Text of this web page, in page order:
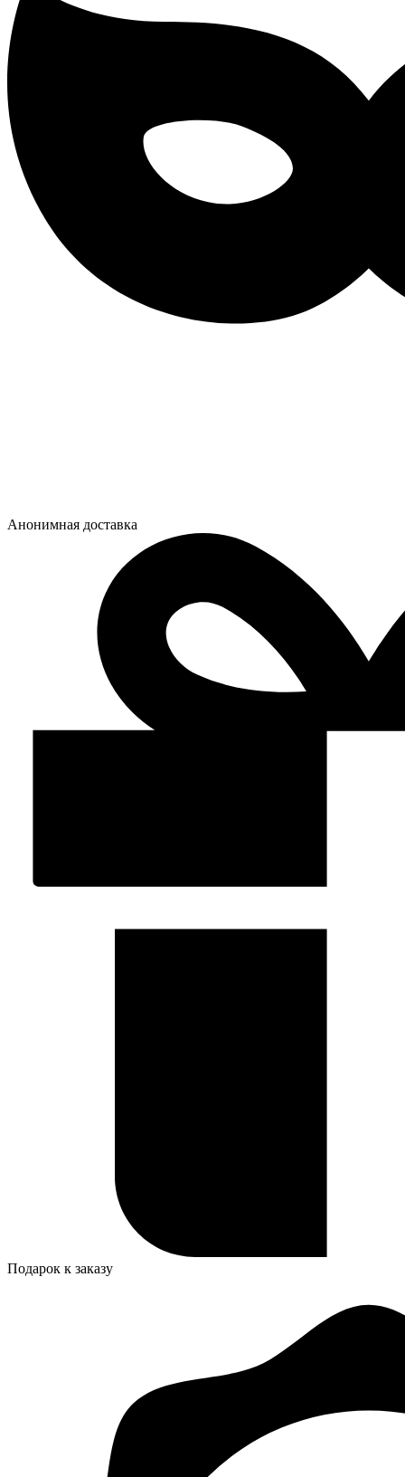
Анонимная доставка
Подарок к заказу